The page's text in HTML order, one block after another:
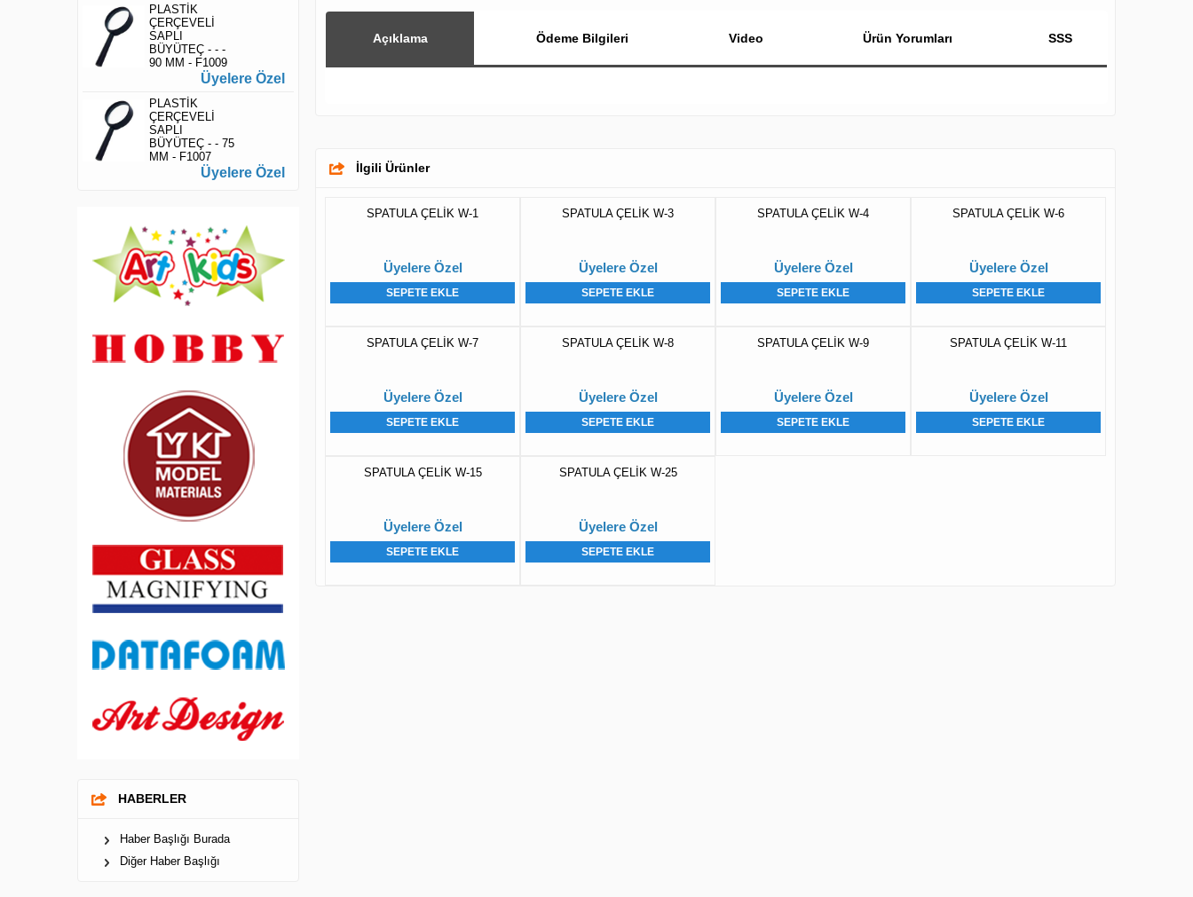
PLASTİK
ÇERÇEVELİ
SAPLI
BÜYÜTEÇ - - -
90 MM - F1009
Üyelere Özel
PLASTİK
ÇERÇEVELİ
SAPLI
BÜYÜTEÇ - - 75
MM - F1007
Üyelere Özel
HABERLER
Haber Başlığı Burada
Diğer Haber Başlığı
Açıklama Ödeme Bilgileri Video Ürün Yorumları SSS
İlgili Ürünler
SPATULA ÇELİK W-1
Üyelere Özel
SEPETE EKLE
SPATULA ÇELİK W-3
Üyelere Özel
SEPETE EKLE
SPATULA ÇELİK W-4
Üyelere Özel
SEPETE EKLE
SPATULA ÇELİK W-6
Üyelere Özel
SEPETE EKLE
SPATULA ÇELİK W-7
Üyelere Özel
SEPETE EKLE
SPATULA ÇELİK W-8
Üyelere Özel
SEPETE EKLE
SPATULA ÇELİK W-9
Üyelere Özel
SEPETE EKLE
SPATULA ÇELİK W-11
Üyelere Özel
SEPETE EKLE
SPATULA ÇELİK W-15
Üyelere Özel
SEPETE EKLE
SPATULA ÇELİK W-25
Üyelere Özel
SEPETE EKLE